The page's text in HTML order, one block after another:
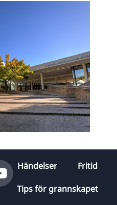
Händelser Fritid
Tips för grannskapet